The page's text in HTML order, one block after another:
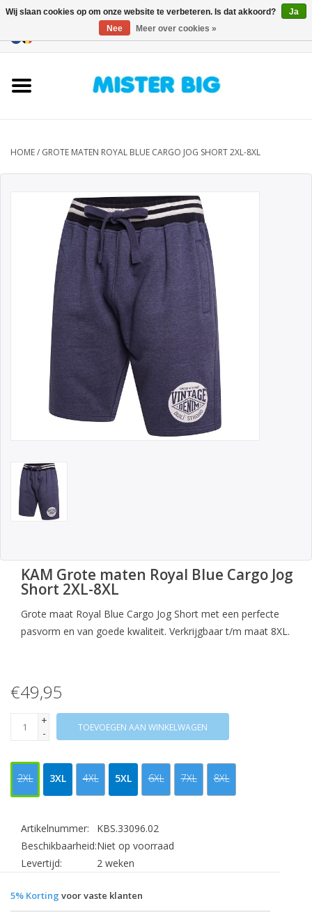
Onze Winkel
HOME/ GROTE MATEN ROYAL BLUE CARGO JOG SHORT 2XL-8XL
KAM Grote maten Royal Blue Cargo Jog
Short 2XL-8XL
Grote maat Royal Blue Cargo Jog Short met een perfecte
pasvorm en van goede kwaliteit. Verkrijgbaar t/m maat 8XL.
€49,95
+
-
TOEVOEGEN AAN WINKELWAGEN
2XL 3XL 4XL 5XL 6XL 7XL 8XL
Artikelnummer:
KBS.33096.02
Beschikbaarheid:Niet op voorraad
Levertijd:
2 weken
5% Korting voor vaste klanten
Wij slaan cookies op om onze website te verbeteren. Is dat akkoord?
Ja
Nee
Meer over cookies »